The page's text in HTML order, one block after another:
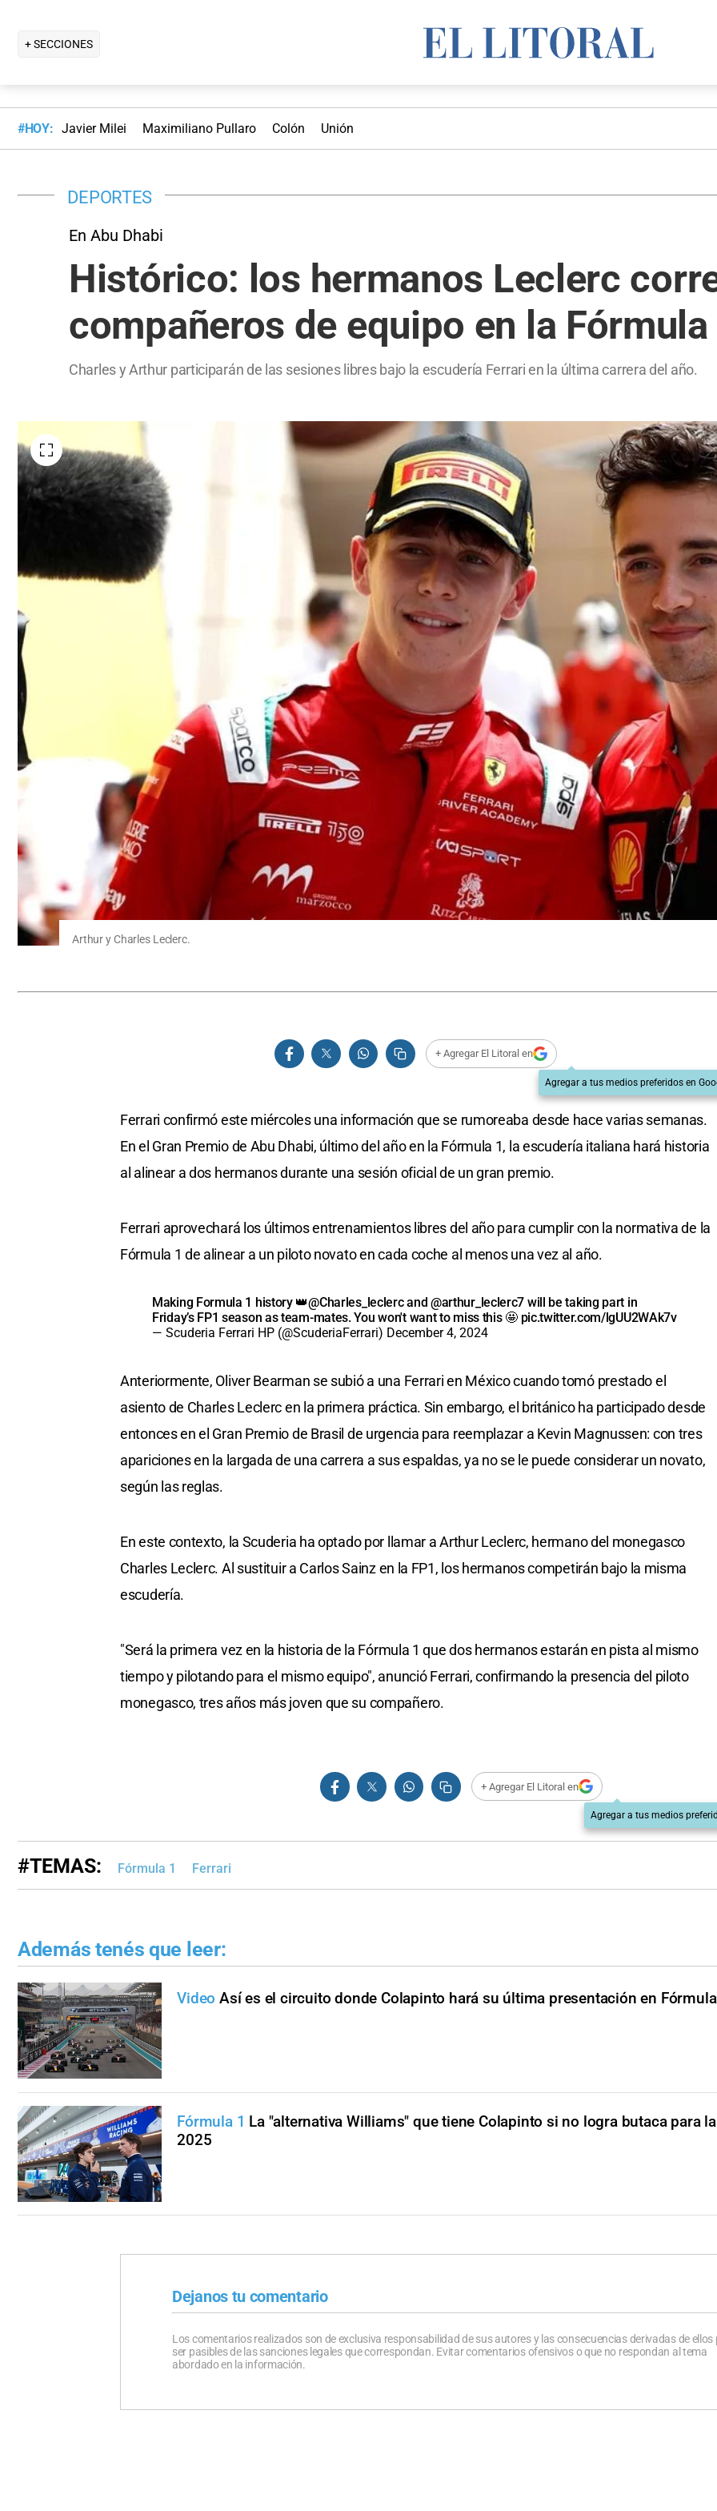
+ SECCIONES
#HOY: Javier Milei Maximiliano Pullaro Colón Unión
DEPORTES
En Abu Dhabi
Histórico: los hermanos Leclerc
compañeros de equipo en la Fórmula
Charles y Arthur participarán de las sesiones libres bajo la escudería Ferrari en la última carrera del año.
Arthur y Charles Leclerc.
+ Agregar El Litoral en
Agregar a tus medios preferidos en
Ferrari confirmó este miércoles una información que se rumoreaba desde hace varias semanas.
En el Gran Premio de Abu Dhabi, último del año en la Fórmula 1, la escudería italiana hará historia
al alinear a dos hermanos durante una sesión oficial de un gran premio.
Ferrari aprovechará los últimos entrenamientos libres del año para cumplir con la normativa de la
Fórmula 1 de alinear a un piloto novato en cada coche al menos una vez al año.
Making Formula 1 history 👑@Charles_leclercand @arthur_leclerc7 will be taking part in
Friday’s FP1 season as team-mates. You won't want to miss this 🤩 pic.twitter.com/lgUU2WAk7v
— Scuderia Ferrari HP (@ScuderiaFerrari) December 4, 2024
Anteriormente, Oliver Bearman se subió a una Ferrari en México cuando tomó prestado el
asiento de Charles Leclerc en la primera práctica. Sin embargo, el británico ha participado desde
entonces en el Gran Premio de Brasil de urgencia para reemplazar a Kevin Magnussen: con tres
apariciones en la largada de una carrera a sus espaldas, ya no se le puede considerar un novato,
según las reglas.
En este contexto, la Scuderia ha optado por llamar a Arthur Leclerc, hermano del monegasco
Charles Leclerc. Al sustituir a Carlos Sainz en la FP1, los hermanos competirán bajo la misma
escudería.
"Será la primera vez en la historia de la Fórmula 1 que dos hermanos estarán en pista al mismo
tiempo y pilotando para el mismo equipo", anunció Ferrari, confirmando la presencia del piloto
monegasco, tres años más joven que su compañero.
+ Agregar El Litoral en
Agregar a tus medios
#TEMAS: Fórmula 1 Ferrari
Además tenés que leer:
Video Así es el circuito donde Colapinto hará su última presentación en
Fórmula 1 La "alternativa Williams" que tiene Colapinto si no logra butaca para
2025
Dejanos tu comentario
Los comentarios realizados son de exclusiva responsabilidad de sus autores y las consecuencias derivadas de ellos
ser pasibles de las sanciones legales que correspondan. Evitar comentarios ofensivos o que no respondan al tema
abordado en la información.